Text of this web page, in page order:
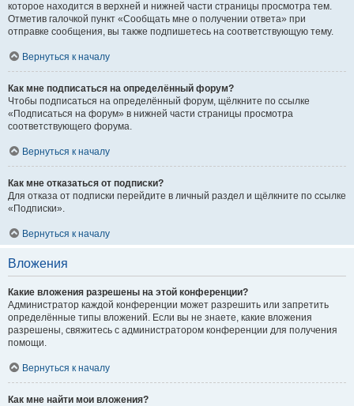
которое находится в верхней и нижней части страницы просмотра тем.
Отметив галочкой пункт «Сообщать мне о получении ответа» при
отправке сообщения, вы также подпишетесь на соответствующую тему.
Вернуться к началу
Как мне подписаться на определённый форум?
Чтобы подписаться на определённый форум, щёлкните по ссылке
«Подписаться на форум» в нижней части страницы просмотра
соответствующего форума.
Вернуться к началу
Как мне отказаться от подписки?
Для отказа от подписки перейдите в личный раздел и щёлкните по ссылке
«Подписки».
Вернуться к началу
Вложения
Какие вложения разрешены на этой конференции?
Администратор каждой конференции может разрешить или запретить
определённые типы вложений. Если вы не знаете, какие вложения
разрешены, свяжитесь с администратором конференции для получения
помощи.
Вернуться к началу
Как мне найти мои вложения?